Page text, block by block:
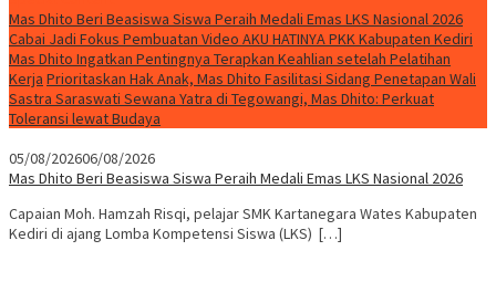
Mas Dhito Beri Beasiswa Siswa Peraih Medali Emas LKS Nasional 2026
Cabai Jadi Fokus Pembuatan Video AKU HATINYA PKK Kabupaten Kediri
Mas Dhito Ingatkan Pentingnya Terapkan Keahlian setelah Pelatihan
Kerja Prioritaskan Hak Anak, Mas Dhito Fasilitasi Sidang Penetapan Wali
Sastra Saraswati Sewana Yatra di Tegowangi, Mas Dhito: Perkuat
Toleransi lewat Budaya
05/08/202606/08/2026
Mas Dhito Beri Beasiswa Siswa Peraih Medali Emas LKS Nasional 2026
Capaian Moh. Hamzah Risqi, pelajar SMK Kartanegara Wates Kabupaten
Kediri di ajang Lomba Kompetensi Siswa (LKS) […]